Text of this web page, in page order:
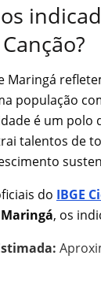
Maringá
população
é um polo
talentos de
do IBGE
, os